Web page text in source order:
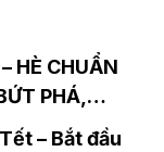
HÈ CHUẨN
PHÁ,
ĐẾN 50%++
– Bắt đầu